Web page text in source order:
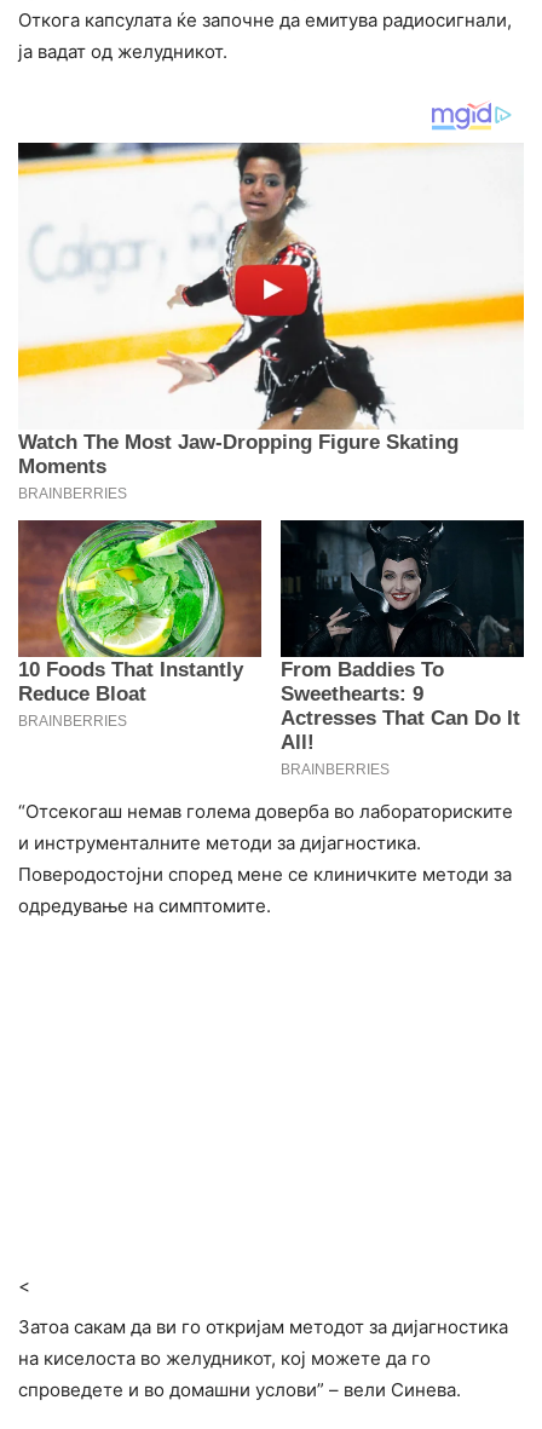
Откога капсулата ќе започне да емитува радиосигнали,
ја вадат од желудникот.
“Отсекогаш немав голема доверба во лабораториските
и инструменталните методи за дијагностика.
Поверодостојни според мене се клиничките методи за
одредување на симптомите.
<
Затоа сакам да ви го откријам методот за дијагностика
на киселоста во желудникот, кој можете да го
спроведете и во домашни услови” – вели Синева.